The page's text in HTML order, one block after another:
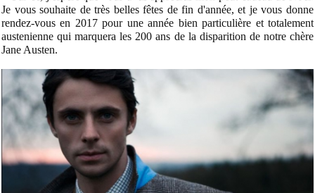
Je vous souhaite de très belles fêtes de fin d'année, et je vous donne
rendez-vous en 2017 pour une année bien particulière et totalement
austenienne qui marquera les 200 ans de la disparition de notre chère
Jane Austen.